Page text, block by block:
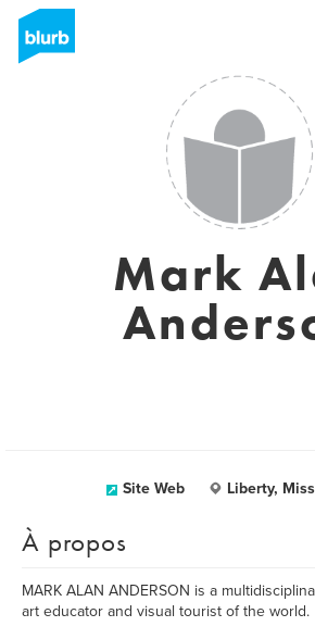
Mark
Site Web Liberty,
À propos
MARK ALAN ANDERSON is a
art educator and visual tourist of the world.